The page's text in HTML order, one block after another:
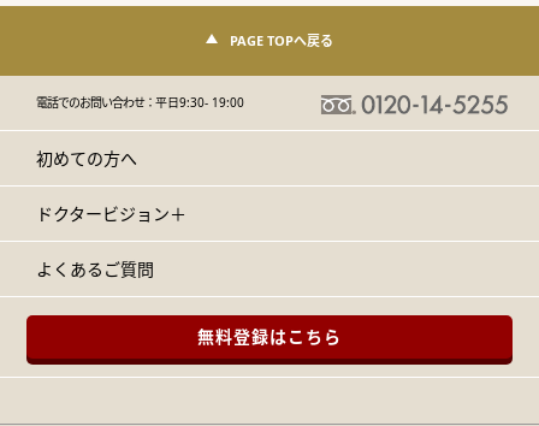
PAGE TOPへ戻る
電話でのお問い合わせ：平日9:30- 19:00
初めての方へ
ドクタービジョン＋
よくあるご質問
無料登録はこちら